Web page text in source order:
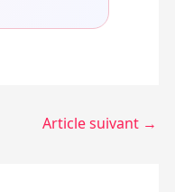
Article suivant →